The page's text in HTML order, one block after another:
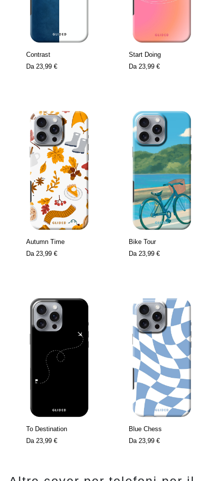
Contrast
Da 23,99 €
Start Doing
Da 23,99 €
Autumn Time
Da 23,99 €
Bike Tour
Da 23,99 €
To Destination
Da 23,99 €
Blue Chess
Da 23,99 €